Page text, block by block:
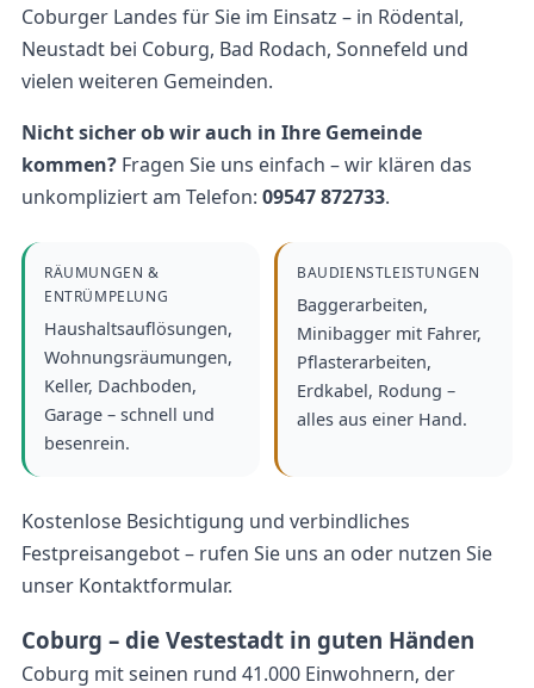
Coburger Landes für Sie im Einsatz – in Rödental,
Neustadt bei Coburg, Bad Rodach, Sonnefeld und
vielen weiteren Gemeinden.
Nicht sicher ob wir auch in Ihre Gemeinde
kommen?Fragen Sie uns einfach – wir klären das
unkompliziert am Telefon: 09547 872733.
RÄUMUNGEN &
ENTRÜMPELUNG
Haushaltsauflösungen,
Wohnungsräumungen,
Keller, Dachboden,
Garage – schnell und
besenrein.
BAUDIENSTLEISTUNGEN
Baggerarbeiten,
Minibagger mit Fahrer,
Pflasterarbeiten,
Erdkabel, Rodung –
alles aus einer Hand.
Kostenlose Besichtigung und verbindliches
Festpreisangebot – rufen Sie uns an oder nutzen Sie
unser Kontaktformular.
Coburg – die Vestestadt in guten Händen
Coburg mit seinen rund 41.000 Einwohnern, der